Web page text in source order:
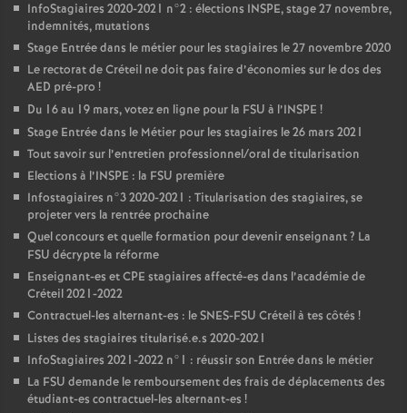
InfoStagiaires 2020-2021 n°2 : élections INSPE, stage 27 novembre,
indemnités, mutations
Stage Entrée dans le métier pour les stagiaires le 27 novembre 2020
Le rectorat de Créteil ne doit pas faire d’économies sur le dos des
AED pré-pro !
Du 16 au 19 mars, votez en ligne pour la FSU à l’INSPE !
Stage Entrée dans le Métier pour les stagiaires le 26 mars 2021
Tout savoir sur l’entretien professionnel/oral de titularisation
Elections à l’INSPE : la FSU première
Infostagiaires n°3 2020-2021 : Titularisation des stagiaires, se
projeter vers la rentrée prochaine
Quel concours et quelle formation pour devenir enseignant? La
FSU décrypte la réforme
Enseignant-es etCPE stagiaires affecté-es dans l’académie de
Créteil 2021-2022
Contractuel-les alternant-es : leSNES-FSU Créteil à tes côtés !
Listes des stagiaires titularisé.e.s 2020-2021
InfoStagiaires 2021-2022 n°1 : réussir son Entrée dans le métier
La FSU demande le remboursement des frais de déplacements des
étudiant-es contractuel-les alternant-es !